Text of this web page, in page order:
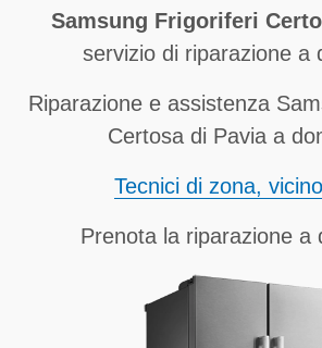
Samsung Frigoriferi
servizio di riparazione a
Riparazione e assistenza
Certosa di Pavia a
Tecnici di zona,
Prenota la riparazione a